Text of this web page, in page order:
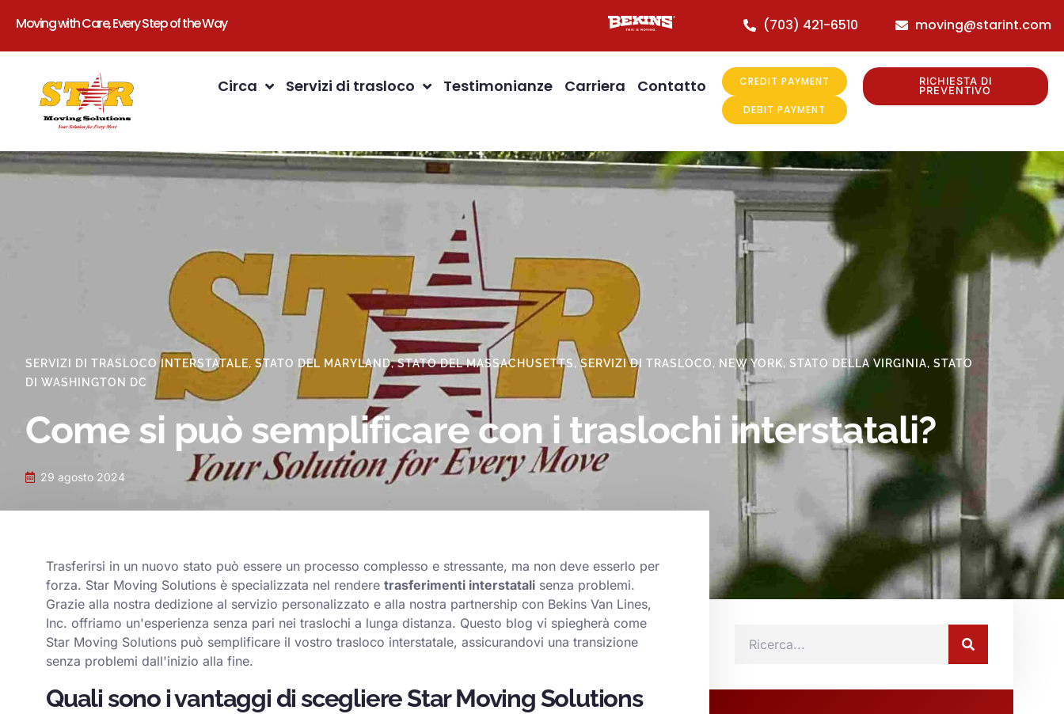
Moving with Care, Every Step of the Way (703) 421-6510 moving@starint.com
Circa Servizi di trasloco Testimonianze Carriera Contatto CREDIT PAYMENT
DEBIT PAYMENT
RICHIESTA DI
PREVENTIVO
SERVIZI DI TRASLOCO INTERSTATALE, STATO DEL MARYLAND,STATO DEL MASSACHUSETTS,SERVIZI DI TRASLOCO, NEW YORK, STATO DELLA VIRGINIA, STATO
DI WASHINGTON DC
Come si può semplificare con i traslochi interstatali?
29 agosto 2024
Trasferirsi in un nuovo stato può essere un processo complesso e stressante, ma non deve esserlo per
forza. Star Moving Solutions è specializzata nel rendere trasferimenti interstatali senza problemi.
Grazie alla nostra dedizione al servizio personalizzato e alla nostra partnership con Bekins Van Lines,
Inc. offriamo un'esperienza senza pari nei traslochi a lunga distanza. Questo blog vi spiegherà come
Star Moving Solutions può semplificare il vostro trasloco interstatale, assicurandovi una transizione
senza problemi dall'inizio alla fine.
Quali sono i vantaggi di scegliere Star Moving Solutions